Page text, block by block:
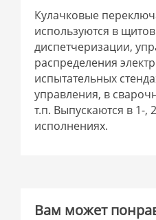
Кулачковые
используются в
диспетчеризации,
распределения
испытательных
управления, в
т.п. Выпускаются в 1-,
исполнениях.
Вам может